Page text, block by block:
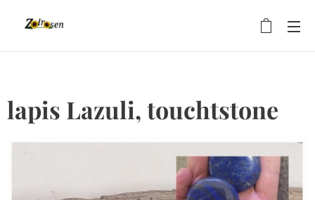
lapis Lazuli, touchtstone